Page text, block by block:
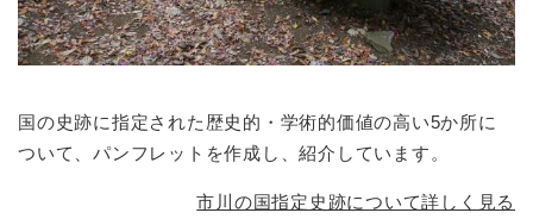
国の史跡に指定された歴史的・学術的価値の高い5か所に
ついて、パンフレットを作成し、紹介しています。
市川の国指定史跡について詳しく見る